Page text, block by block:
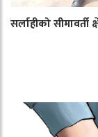
सर्लाहीको